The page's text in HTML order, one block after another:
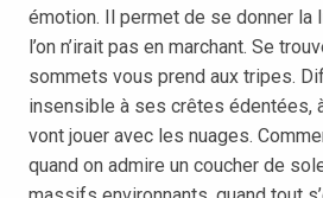
émotion. Il permet de se donner la
l’on n’irait pas en marchant. Se
sommets vous prend aux tripes.
insensible à ses crêtes édentées,
vont jouer avec les nuages.
quand on admire un coucher de